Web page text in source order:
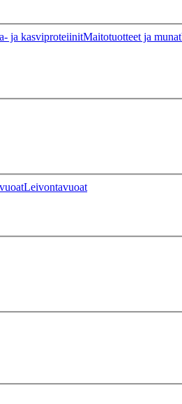
ja kasviproteiinitMaitotuotteet ja munat
Leivontavuoat